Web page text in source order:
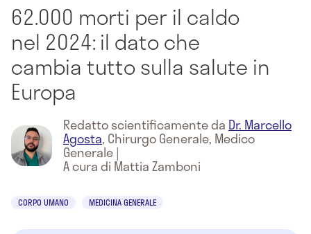
62.000 morti per il caldo
nel 2024: il dato che
cambia tutto sulla salute in
Europa
Redatto scientificamente da Dr. Marcello
Agosta, Chirurgo Generale, Medico
Generale|
A cura di Mattia Zamboni
CORPO UMANO MEDICINA GENERALE